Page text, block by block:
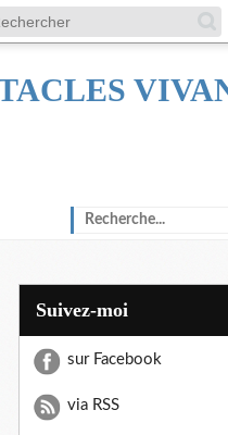
Suivez-moi
sur Facebook
via RSS